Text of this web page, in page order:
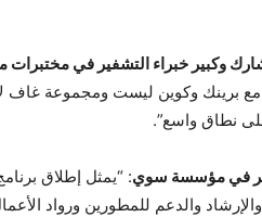
وكبير خبراء التشفير في مختبرات
برينك وكوين ليست ومجموعة غاف
نطاق واسع”.
في مؤسسة سوي: “يمثل إطلاق
والدعم للمطورين ورواد